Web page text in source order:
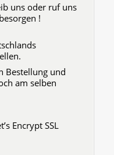
uns oder ruf uns
!
Bestellung und
am selben
Encrypt SSL